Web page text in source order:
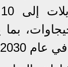
طاقة متجددة